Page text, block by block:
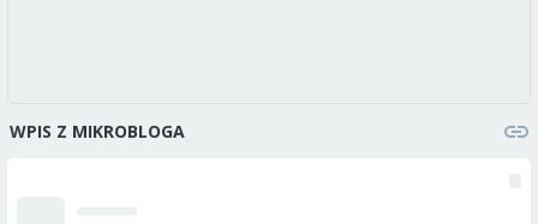
WPIS Z MIKROBLOGA